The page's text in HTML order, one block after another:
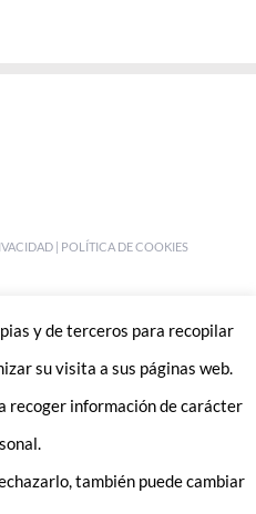
| POLÍTICA DE COOKIES
Enlaces de interes:
y de terceros para recopilar
su visita a sus páginas web.
recoger información de carácter
también puede cambiar